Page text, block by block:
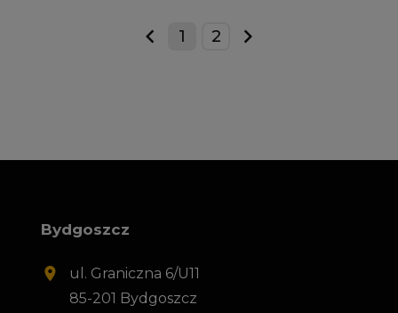
prev
1 2
next
Bydgoszcz
ul. Graniczna 6/U11
85-201 Bydgoszcz